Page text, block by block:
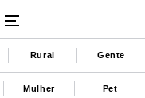
Rural Gente
Mulher Pet